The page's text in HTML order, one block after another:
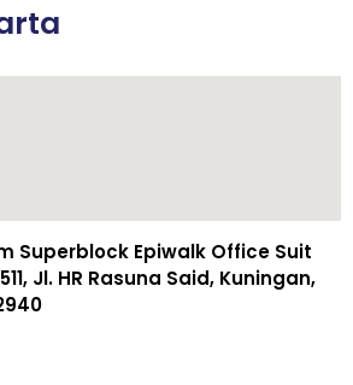
Superblock Epiwalk Office Suit
Jl. HR Rasuna Said, Kuningan,